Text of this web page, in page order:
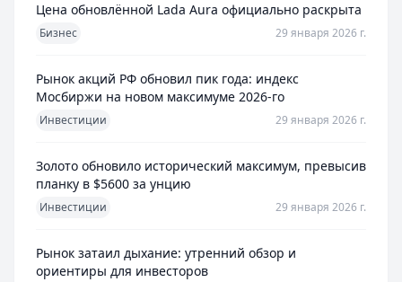
Цена обновлённой Lada Aura официально раскрыта
Бизнес 29 января 2026 г.
Рынок акций РФ обновил пик года: индекс
Мосбиржи на новом максимуме 2026-го
Инвестиции 29 января 2026 г.
Золото обновило исторический максимум, превысив
планку в $5600 за унцию
Инвестиции 29 января 2026 г.
Рынок затаил дыхание: утренний обзор и
ориентиры для инвесторов